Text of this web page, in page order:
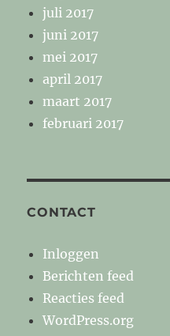
juli 2017
juni 2017
mei 2017
april 2017
maart 2017
februari 2017
CONTACT
Inloggen
Berichten feed
Reacties feed
WordPress.org